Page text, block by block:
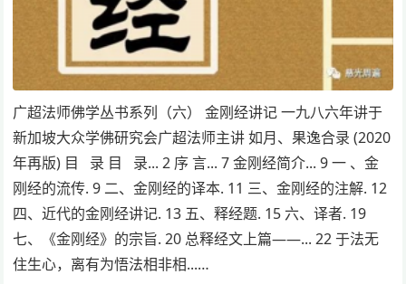
广超法师佛学丛书系列（六） 金刚经讲记 一九八六年讲于
新加坡大众学佛研究会广超法师主讲 如月、果逸合录 (2020
年再版) 目 录 目 录... 2 序 言... 7 金刚经简介... 9 一 、金
刚经的流传. 9 二、金刚经的译本. 11 三、金刚经的注解. 12
四、近代的金刚经讲记. 13 五、释经题. 15 六、译者. 19
七、《金刚经》的宗旨. 20 总释经文上篇——... 22 于法无
住生心，离有为悟法相非相...…